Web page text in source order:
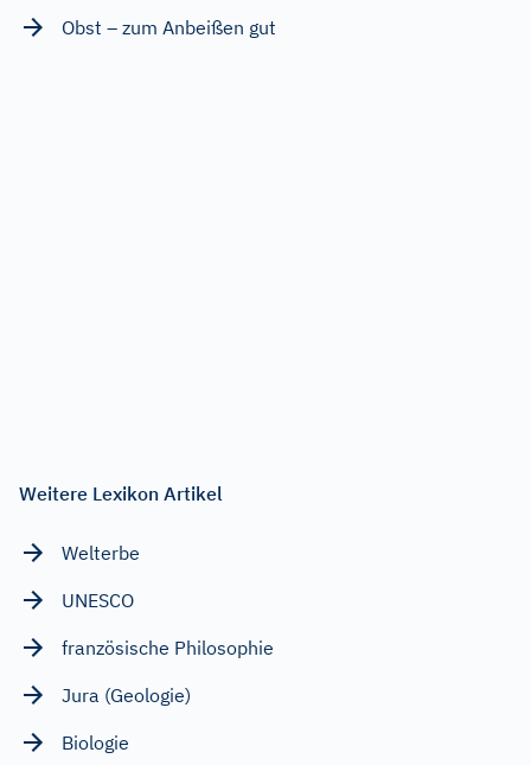
Obst – zum Anbeißen gut
Weitere Lexikon Artikel
Welterbe
UNESCO
französische Philosophie
Jura (Geologie)
Biologie